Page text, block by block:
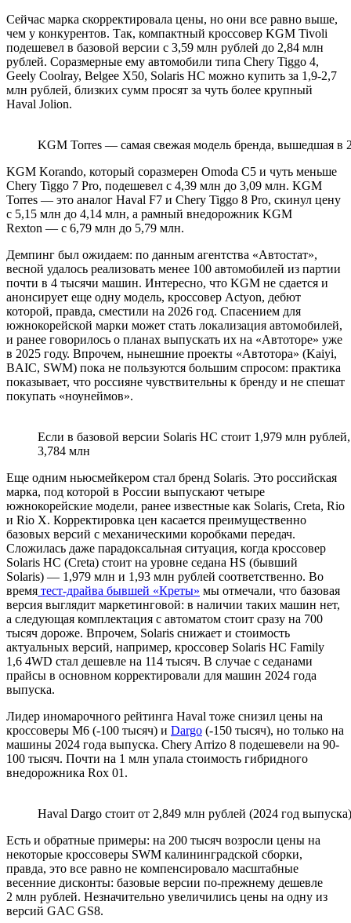
Сейчас марка скорректировала цены, но они все равно выше,
чем у конкурентов. Так, компактный кроссовер KGM Tivoli
подешевел в базовой версии с 3,59 млн рублей до 2,84 млн
рублей. Соразмерные ему автомобили типа Chery Tiggo 4,
Geely Coolray, Belgee X50, Solaris HC можно купить за 1,9-2,7
млн рублей, близких сумм просят за чуть более крупный
Haval Jolion.
KGM Torres — самая свежая модель бренда, вышедшая в
KGM Korando, который соразмерен Omoda C5 и чуть меньше
Chery Tiggo 7 Pro, подешевел с 4,39 млн до 3,09 млн. KGM
Torres — это аналог Haval F7 и Chery Tiggo 8 Pro, скинул цену
с 5,15 млн до 4,14 млн, а рамный внедорожник KGM
Rexton — с 6,79 млн до 5,79 млн.
Демпинг был ожидаем: по данным агентства «Автостат»,
весной удалось реализовать менее 100 автомобилей из партии
почти в 4 тысячи машин. Интересно, что KGM не сдается и
анонсирует еще одну модель, кроссовер Actyon, дебют
которой, правда, сместили на 2026 год. Спасением для
южнокорейской марки может стать локализация автомобилей,
и ранее говорилось о планах выпускать их на «Автоторе» уже
в 2025 году. Впрочем, нынешние проекты «Автотора» (Kaiyi,
BAIC, SWM) пока не пользуются большим спросом: практика
показывает, что россияне чувствительны к бренду и не спешат
покупать «ноунеймов».
Если в базовой версии Solaris HC стоит 1,979 млн
3,784 млн
Еще одним ньюсмейкером стал бренд Solaris. Это российская
марка, под которой в России выпускают четыре
южнокорейские модели, ранее известные как Solaris, Creta, Rio
и Rio X. Корректировка цен касается преимущественно
базовых версий с механическими коробками передач.
Сложилась даже парадоксальная ситуация, когда кроссовер
Solaris HC (Creta) стоит на уровне седана HS (бывший
Solaris) — 1,979 млн и 1,93 млн рублей соответственно. Во
время тест-драйва бывшей «Креты» мы отмечали, что базовая
версия выглядит маркетинговой: в наличии таких машин нет,
а следующая комплектация с автоматом стоит сразу на 700
тысяч дороже. Впрочем, Solaris снижает и стоимость
актуальных версий, например, кроссовер Solaris HC Family
1,6 4WD стал дешевле на 114 тысяч. В случае с седанами
прайсы в основном корректировали для машин 2024 года
выпуска.
Лидер иномарочного рейтинга Haval тоже снизил цены на
кроссоверы М6 (-100 тысяч) и Dargo (-150 тысяч), но только на
машины 2024 года выпуска. Chery Arrizo 8 подешевели на 90-
100 тысяч. Почти на 1 млн упала стоимость гибридного
внедорожника Rox 01.
Haval Dargo стоит от 2,849 млн рублей (2024 год
Есть и обратные примеры: на 200 тысяч возросли цены на
некоторые кроссоверы SWM калининградской сборки,
правда, это все равно не компенсировало масштабные
весенние дисконты: базовые версии по-прежнему дешевле
2 млн рублей. Незначительно увеличились цены на одну из
версий GAC GS8.